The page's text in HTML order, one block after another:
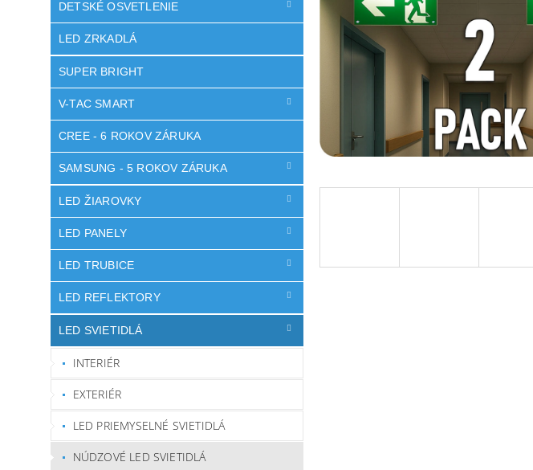
DETSKÉ OSVETLENIE
LED ZRKADLÁ
SUPER BRIGHT
V-TAC SMART
CREE - 6 ROKOV ZÁRUKA
SAMSUNG - 5 ROKOV ZÁRUKA
LED ŽIAROVKY
LED PANELY
LED TRUBICE
LED REFLEKTORY
LED SVIETIDLÁ
INTERIÉR
EXTERIÉR
LED PRIEMYSELNÉ SVIETIDLÁ
NÚDZOVÉ LED SVIETIDLÁ